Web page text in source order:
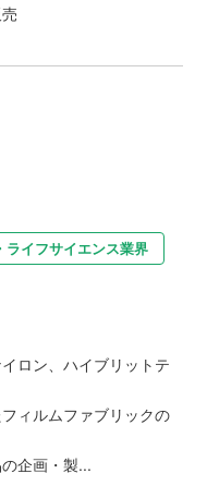
ライフサイエンス業界
ロン、ハイブリットテ
ィルムファブリックの
企画・製...